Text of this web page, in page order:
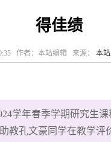
得佳绩
作者：本站编辑 来源：本
学年春季学期研究生
教孔文豪同学在教学评